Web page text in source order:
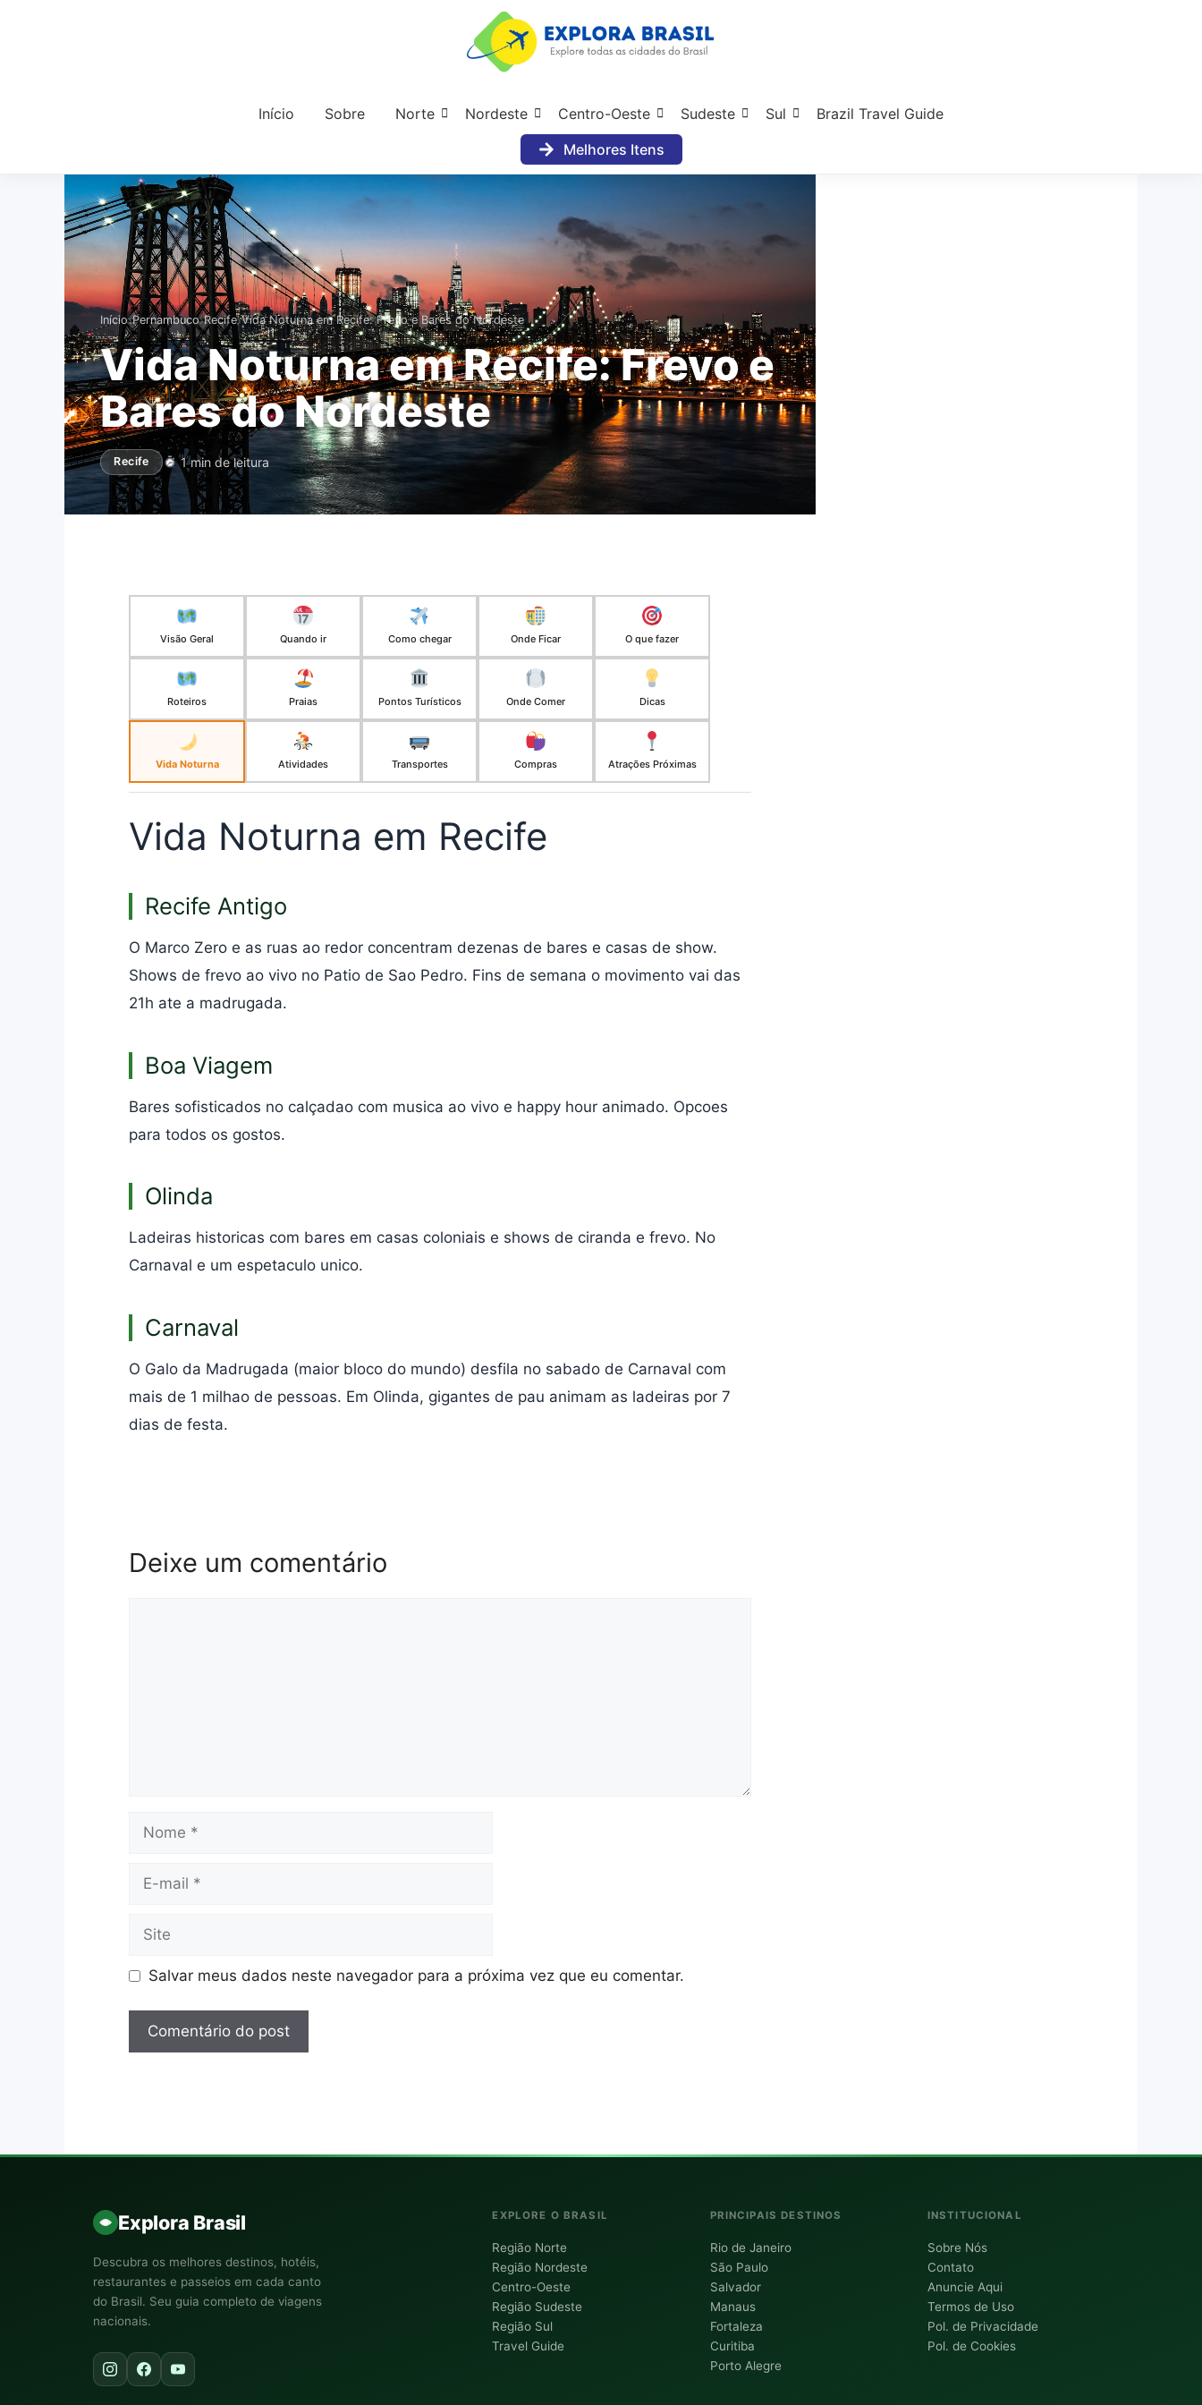
Início Sobre Norte Nordeste Centro-Oeste Sudeste Sul
Brazil Travel Guide
Melhores Itens
Início›Pernambuco›Recife›Vida Noturna em Recife: Frevo e Bares do Nordeste
Vida Noturna em Recife: Frevo e
Bares do Nordeste
Recife 1 min de leitura
Visão Geral Quando ir Como chegar Onde Ficar O que fazer
Roteiros Praias Pontos Turísticos Onde Comer Dicas
Vida Noturna Atividades Transportes Compras Atrações Próximas
Vida Noturna em Recife
Recife Antigo
O Marco Zero e as ruas ao redor concentram dezenas de bares e casas de show.
Shows de frevo ao vivo no Patio de Sao Pedro. Fins de semana o movimento vai das
21h ate a madrugada.
Boa Viagem
Bares sofisticados no calçadao com musica ao vivo e happy hour animado. Opcoes
para todos os gostos.
Olinda
Ladeiras historicas com bares em casas coloniais e shows de ciranda e frevo. No
Carnaval e um espetaculo unico.
Carnaval
O Galo da Madrugada (maior bloco do mundo) desfila no sabado de Carnaval com
mais de 1 milhao de pessoas. Em Olinda, gigantes de pau animam as ladeiras por 7
dias de festa.
Deixe um comentário
Salvar meus dados neste navegador para a próxima vez que eu comentar.
Explora Brasil
Descubra os melhores destinos, hotéis,
restaurantes e passeios em cada canto
do Brasil. Seu guia completo de viagens
nacionais.
EXPLORE O BRASIL
Região Norte
Região Nordeste
Centro-Oeste
Região Sudeste
Região Sul
Travel Guide
PRINCIPAIS DESTINOS
Rio de Janeiro
São Paulo
Salvador
Manaus
Fortaleza
Curitiba
Porto Alegre
INSTITUCIONAL
Sobre Nós
Contato
Anuncie Aqui
Termos de Uso
Pol. de Privacidade
Pol. de Cookies